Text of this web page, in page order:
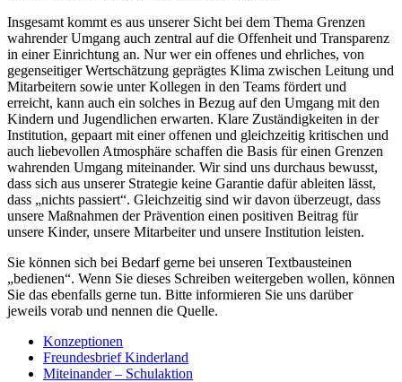
Insgesamt kommt es aus unserer Sicht bei dem Thema Grenzen
wahrender Umgang auch zentral auf die Offenheit und Transparenz
in einer Einrichtung an. Nur wer ein offenes und ehrliches, von
gegenseitiger Wertschätzung geprägtes Klima zwischen Leitung und
Mitarbeitern sowie unter Kollegen in den Teams fördert und
erreicht, kann auch ein solches in Bezug auf den Umgang mit den
Kindern und Jugendlichen erwarten. Klare Zuständigkeiten in der
Institution, gepaart mit einer offenen und gleichzeitig kritischen und
auch liebevollen Atmosphäre schaffen die Basis für einen Grenzen
wahrenden Umgang miteinander. Wir sind uns durchaus bewusst,
dass sich aus unserer Strategie keine Garantie dafür ableiten lässt,
dass „nichts passiert“. Gleichzeitig sind wir davon überzeugt, dass
unsere Maßnahmen der Prävention einen positiven Beitrag für
unsere Kinder, unsere Mitarbeiter und unsere Institution leisten.
Sie können sich bei Bedarf gerne bei unseren Textbausteinen
„bedienen“. Wenn Sie dieses Schreiben weitergeben wollen, können
Sie das ebenfalls gerne tun. Bitte informieren Sie uns darüber
jeweils vorab und nennen die Quelle.
Konzeptionen
Freundesbrief Kinderland
Miteinander – Schulaktion